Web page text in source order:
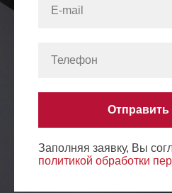
Отправить
Заполняя заявку, Вы
политикой обработки